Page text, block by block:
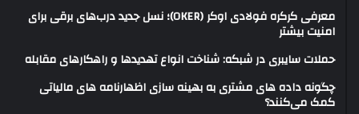
معرفی کرکره فولادی اوکر (OKER)؛ نسل جدید درب‌های برقی برای
امنیت بیشتر
حملات سایبری در شبکه: شناخت انواع تهدیدها و راهکارهای مقابله
چگونه داده های مشتری به بهینه سازی اظهارنامه های مالیاتی
کمک می‌کنند؟